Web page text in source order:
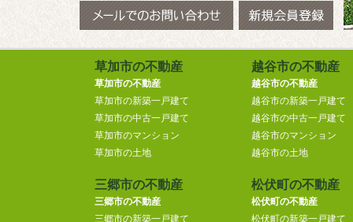
草加市の不動産
草加市の不動産
草加市の新築一戸建て
草加市の中古一戸建て
草加市のマンション
草加市の土地
越谷市の不動産
越谷市の不動産
越谷市の新築一戸建て
越谷市の中古一戸建て
越谷市のマンション
越谷市の土地
三郷市の不動産
三郷市の不動産
三郷市の新築一戸建て
松伏町の不動産
松伏町の不動産
松伏町の新築一戸建て